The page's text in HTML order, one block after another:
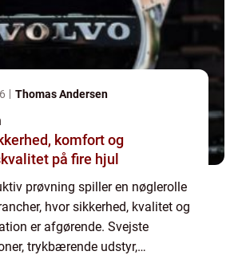
Thomas Andersen
komfort og
på fire hjul
prøvning spiller en nøglerolle
hvor sikkerhed, kvalitet og
er afgørende. Svejste
trykbærende udstyr,